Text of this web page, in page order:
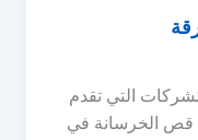
التي تقدم
الخرسانة في